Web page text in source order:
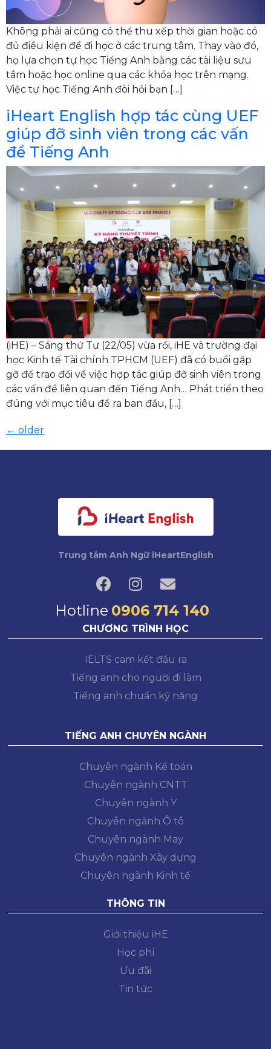
Không phải ai cũng có thể thu xếp thời gian hoặc có
đủ điều kiện để đi học ở các trung tâm. Thay vào đó,
họ lựa chọn tự học Tiếng Anh bằng các tài liệu sưu
tầm hoặc học online qua các khóa học trên mạng.
Việc tự học Tiếng Anh đòi hỏi bạn […]
iHeart English hợp tác cùng UEF
giúp đỡ sinh viên trong các vấn
đề Tiếng Anh
(iHE) – Sáng thứ Tư (22/05) vừa rồi, iHE và trường đại
học Kinh tế Tài chính TPHCM (UEF) đã có buổi gặp
gỡ để trao đổi về việc hợp tác giúp đỡ sinh viên trong
các vấn đề liên quan đến Tiếng Anh… Phát triển theo
đúng với mục tiêu đề ra ban đầu, […]
← older
Trung tâm Anh Ngữ iHeartEnglish
Hotline 0906 714 140
CHƯƠNG TRÌNH HỌC
IELTS cam kết đầu ra
Tiếng anh cho người đi làm
Tiếng anh chuẩn kỹ năng
TIẾNG ANH CHUYÊN NGÀNH
Chuyên ngành Kế toán
Chuyên ngành CNTT
Chuyên ngành Y
Chuyên ngành Ô tô
Chuyên ngành May
Chuyên ngành Xây dựng
Chuyên ngành Kinh tế
THÔNG TIN
Giới thiệu iHE
Học phí
Ưu đãi
Tin tức